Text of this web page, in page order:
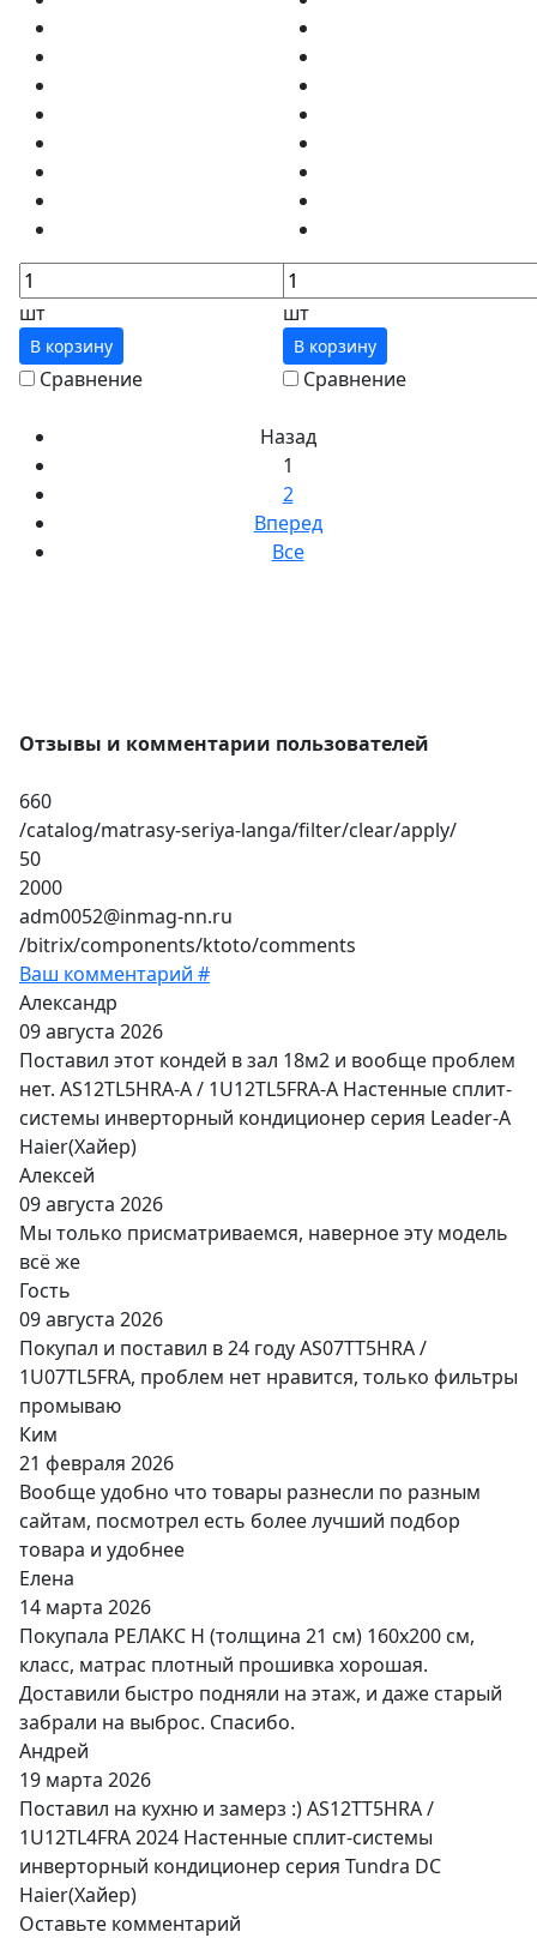
шт
В корзину
Сравнение
шт
В корзину
Сравнение
Назад
1
2
Вперед
Все
Отзывы и комментарии пользователей
660
/catalog/matrasy-seriya-langa/filter/clear/apply/
50
2000
adm0052@inmag-nn.ru
/bitrix/components/ktoto/comments
Ваш комментарий #
Александр
09 августа 2026
Поставил этот кондей в зал 18м2 и вообще проблем
нет. AS12TL5HRA-A / 1U12TL5FRA-A Настенные сплит-
системы инверторный кондиционер серия Leader-A
Haier(Хайер)
Алексей
09 августа 2026
Мы только присматриваемся, наверное эту модель
всё же
Гость
09 августа 2026
Покупал и поставил в 24 году AS07TT5HRA /
1U07TL5FRA, проблем нет нравится, только фильтры
промываю
Ким
21 февраля 2026
Вообще удобно что товары разнесли по разным
сайтам, посмотрел есть более лучший подбор
товара и удобнее
Елена
14 марта 2026
Покупала РЕЛАКС Н (толщина 21 см) 160х200 см,
класс, матрас плотный прошивка хорошая.
Доставили быстро подняли на этаж, и даже старый
забрали на выброс. Спасибо.
Андрей
19 марта 2026
Поставил на кухню и замерз :) AS12TT5HRA /
1U12TL4FRA 2024 Настенные сплит-системы
инверторный кондиционер серия Tundra DC
Haier(Хайер)
Оставьте комментарий